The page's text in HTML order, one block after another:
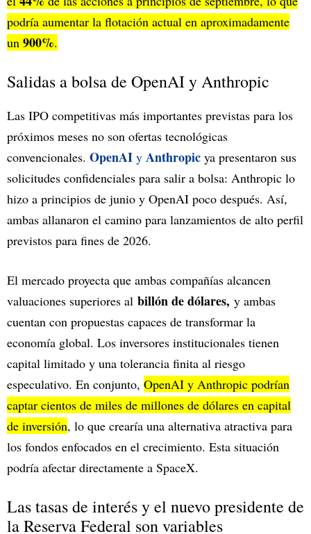
podría aumentar la flotación actual en aproximadamente
un 900%.
Salidas a bolsa de OpenAI y Anthropic
Las IPO competitivas más importantes previstas para los
próximos meses no son ofertas tecnológicas
convencionales. OpenAI y Anthropic ya presentaron sus
solicitudes confidenciales para salir a bolsa: Anthropic lo
hizo a principios de junio y OpenAI poco después. Así,
ambas allanaron el camino para lanzamientos de alto perfil
previstos para fines de 2026.
El mercado proyecta que ambas compañías alcancen
valuaciones superiores al billón de dólares, y ambas
cuentan con propuestas capaces de transformar la
economía global. Los inversores institucionales tienen
capital limitado y una tolerancia finita al riesgo
especulativo. En conjunto, OpenAI y Anthropic podrían
captar cientos de miles de millones de dólares en capital
de inversión, lo que crearía una alternativa atractiva para
los fondos enfocados en el crecimiento. Esta situación
podría afectar directamente a SpaceX.
Las tasas de interés y el nuevo presidente de
la Reserva Federal son variables